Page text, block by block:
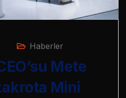
Haberler
Mete
Mini